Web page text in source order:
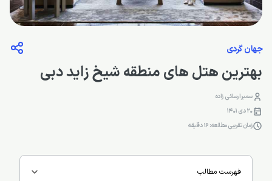
جهان گردی
بهترین هتل های منطقه شیخ زاید دبی
سمیرا رسائی زاده
20 دی 1401
زمان تقریبی مطالعه: 16 دقیقه
فهرست مطالب